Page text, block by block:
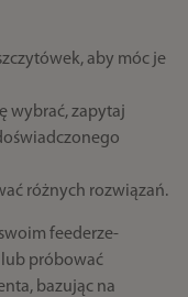
aby móc je
wybrać, zapytaj
różnych rozwiązań.
feederze-
próbować
bazując na